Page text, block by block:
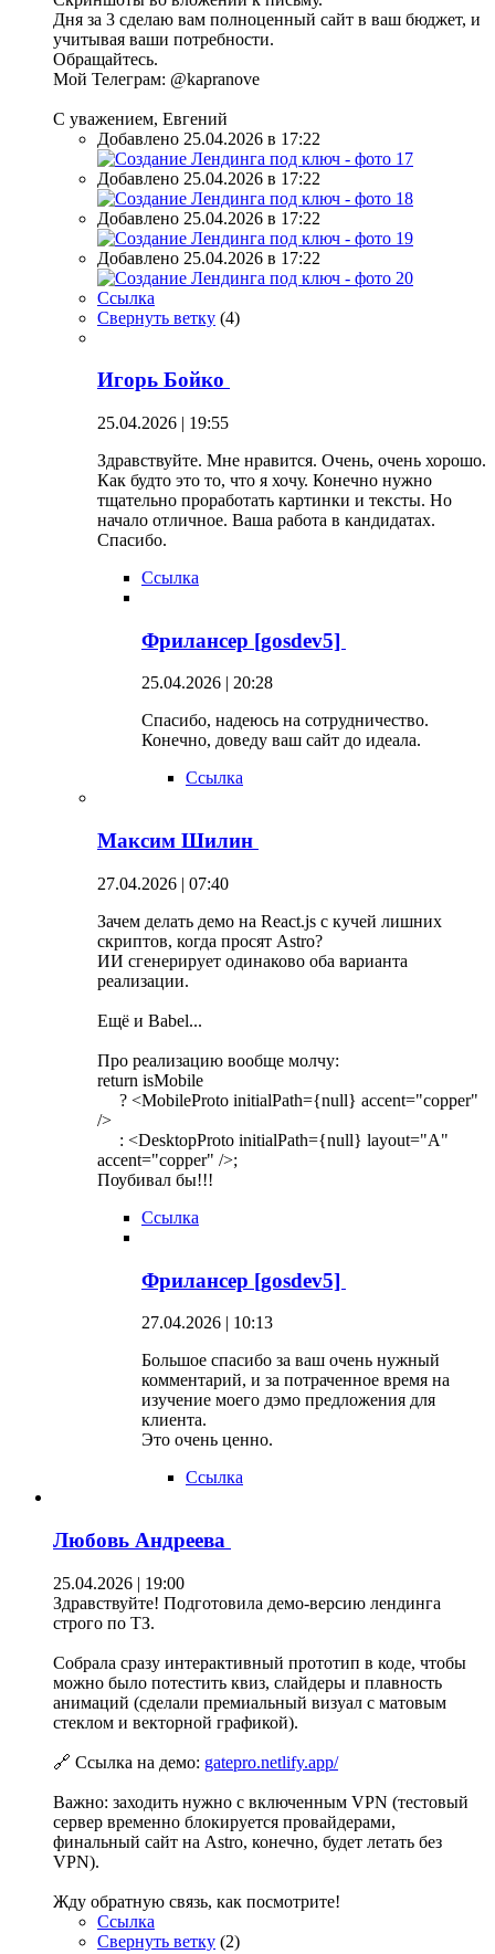
Дня за 3 сделаю вам полноценный сайт в ваш бюджет, и
учитывая ваши потребности.
Обращайтесь.
Мой Телеграм: @kapranove
С уважением, Евгений
Добавлено 25.04.2026 в 17:22
Добавлено 25.04.2026 в 17:22
Добавлено 25.04.2026 в 17:22
Добавлено 25.04.2026 в 17:22
Ссылка
Свернуть ветку (4)
Игорь Бойко
25.04.2026 | 19:55
Здравствуйте. Мне нравится. Очень, очень хорошо.
Как будто это то, что я хочу. Конечно нужно
тщательно проработать картинки и тексты. Но
начало отличное. Ваша работа в кандидатах.
Спасибо.
Ссылка
Фрилансер [gosdev5]
25.04.2026 | 20:28
Спасибо, надеюсь на сотрудничество.
Конечно, доведу ваш сайт до идеала.
Ссылка
Максим Шилин
27.04.2026 | 07:40
Зачем делать демо на React.js с кучей лишних
скриптов, когда просят Astro?
ИИ сгенерирует одинаково оба варианта
реализации.
Ещё и Babel...
Про реализацию вообще молчу:
return isMobile
? <MobileProto initialPath={null} accent="copper"
/>
: <DesktopProto initialPath={null} layout="A"
accent="copper" />;
Поубивал бы!!!
Ссылка
Фрилансер [gosdev5]
27.04.2026 | 10:13
Большое спасибо за ваш очень нужный
комментарий, и за потраченное время на
изучение моего дэмо предложения для
клиента.
Это очень ценно.
Ссылка
Любовь Андреева
25.04.2026 | 19:00
Здравствуйте! Подготовила демо-версию лендинга
строго по ТЗ.
Собрала сразу интерактивный прототип в коде, чтобы
можно было потестить квиз, слайдеры и плавность
анимаций (сделали премиальный визуал с матовым
стеклом и векторной графикой).
🔗 Ссылка на демо: gatepro.netlify.app/
Важно: заходить нужно с включенным VPN (тестовый
сервер временно блокируется провайдерами,
финальный сайт на Astro, конечно, будет летать без
VPN).
Жду обратную связь, как посмотрите!
Ссылка
Свернуть ветку (2)